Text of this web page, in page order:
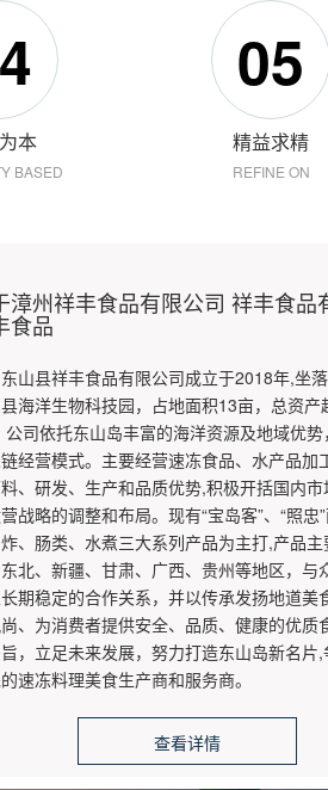
本
BASED
05
精益求精
REFINE ON
漳州祥丰食品有限公司 祥丰食品
食品
山县祥丰食品有限公司成立于2018年,坐
海洋生物科技园，占地面积13亩，总资产
公司依托东山岛丰富的海洋资源及地域优
经营模式。主要经营速冻食品、水产品加
、研发、生产和品质优势,积极开括国内
战略的调整和布局。现有“宝岛客”、“照忠
、肠类、水煮三大系列产品为主打,产品
北、新疆、甘肃、广西、贵州等地区，与
期稳定的合作关系，并以传承发扬地道美
、为消费者提供安全、品质、健康的优质
，立足未来发展，努力打造东山岛新名片
速冻料理美食生产商和服务商。
查看详情